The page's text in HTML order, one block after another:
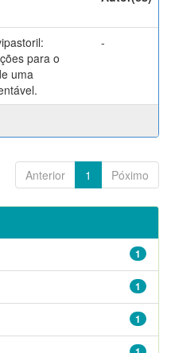
para o
uma
-
Anterior 1 Póximo
1
1
1